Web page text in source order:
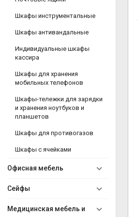
Шкафы инструментальные
Шкафы антивандальные
Индивидуальные шкафы
кассира
Шкафы для хранения
мобильных телефонов
Шкафы-тележки для зарядки
и хранения ноутбуков и
планшетов
Шкафы для противогазов
Шкафы с ячейками
Офисная мебель
Сейфы
Медицинская мебель и